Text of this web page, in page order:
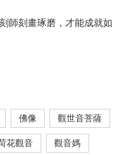
師刻畫琢磨，才能成就如
佛像 觀世音菩薩
花觀音 觀音媽